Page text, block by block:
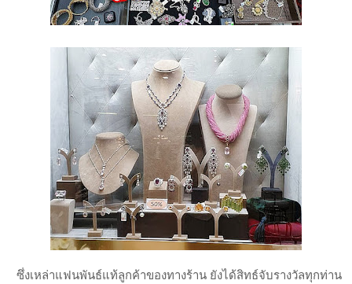
ซึ่งเหล่าแฟนพันธ์แท้ลูกค้าของทางร้าน ยังได้สิทธ์จับรางวัลทุกท่าน